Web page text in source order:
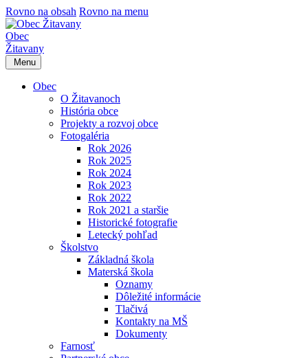
Rovno na obsah Rovno na menu
Obec
Žitavany
Menu
Obec
O Žitavanoch
História obce
Projekty a rozvoj obce
Fotogaléria
Rok 2026
Rok 2025
Rok 2024
Rok 2023
Rok 2022
Rok 2021 a staršie
Historické fotografie
Letecký pohľad
Školstvo
Základná škola
Materská škola
Oznamy
Dôležité informácie
Tlačivá
Kontakty na MŠ
Dokumenty
Farnosť